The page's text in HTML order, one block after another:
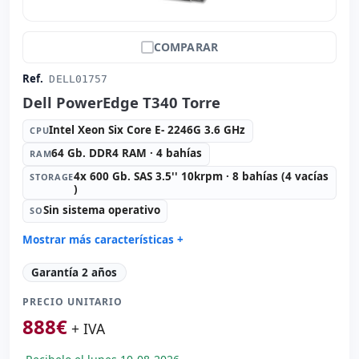
COMPARAR
Ref. DELL01757
Dell PowerEdge T340 Torre
CPUIntel Xeon Six Core E- 2246G 3.6 GHz
RAM64 Gb. DDR4 RAM · 4 bahías
STORAGE4x 600 Gb. SAS 3.5'' 10krpm · 8 bahías (4 vacías
)
SOSin sistema operativo
Mostrar más características +
Connectivity: 2x RJ-45
Formato: Torre
Puertos: Serie · 5x USB 2.0 · 3x USB 3.0
Alimentación:
Garantía 2 años
PRECIO UNITARIO
888€ + IVA